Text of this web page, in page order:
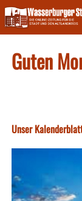
Skip
to
content
Guten
Unser